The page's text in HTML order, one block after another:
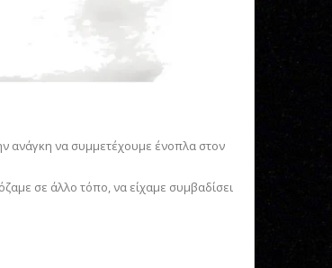
ανάγκη να συμμετέχουμε ένοπλα στον
σε άλλο τόπο, να είχαμε συμβαδίσει